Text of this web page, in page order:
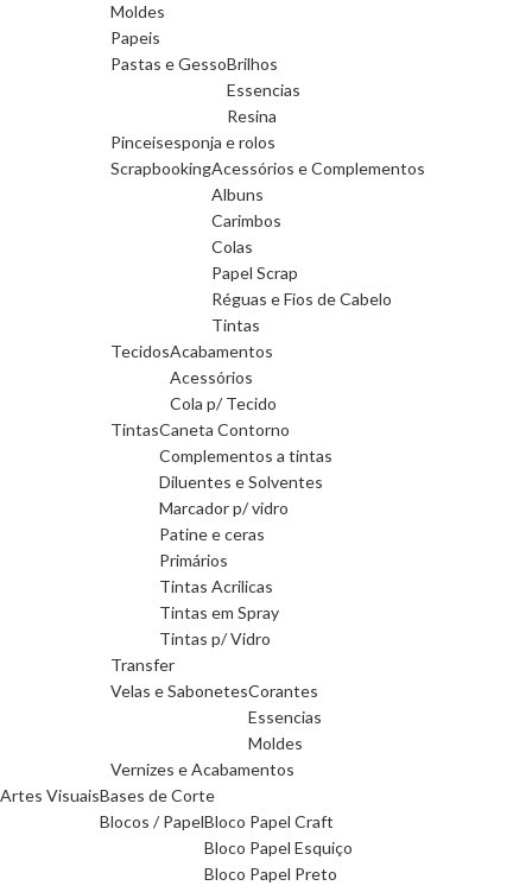
Moldes
Papeis
Pastas e GessoBrilhos
Essencias
Resina
Pinceisesponja e rolos
ScrapbookingAcessórios e Complementos
Albuns
Carimbos
Colas
Papel Scrap
Réguas e Fios de Cabelo
Tintas
TecidosAcabamentos
Acessórios
Cola p/ Tecido
TintasCaneta Contorno
Complementos a tintas
Diluentes e Solventes
Marcador p/ vidro
Patine e ceras
Primários
Tintas Acrilicas
Tintas em Spray
Tintas p/ Vidro
Transfer
Velas e SabonetesCorantes
Essencias
Moldes
Vernizes e Acabamentos
Artes VisuaisBases de Corte
Blocos / PapelBloco Papel Craft
Bloco Papel Esquiço
Bloco Papel Preto